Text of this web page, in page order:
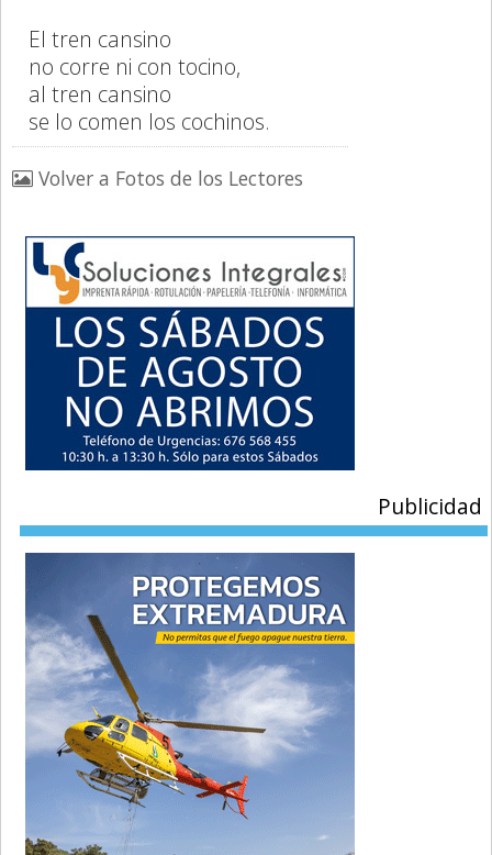
El tren cansino
no corre ni con tocino,
al tren cansino
se lo comen los cochinos.
Volver a Fotos de los Lectores
Publicidad